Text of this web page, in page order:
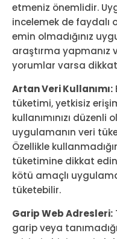
etmeniz önemlidir.
incelemek de faydalı
emin olmadığınız
araştırma yapmanız
yorumlar varsa
Artan Veri Kullanımı:
tüketimi, yetkisiz
kullanımınızı düzenli
uygulamanın veri
Özellikle
tüketimine dikkat
kötü amaçlı
tüketebilir.
Garip Web Adresleri:
garip veya